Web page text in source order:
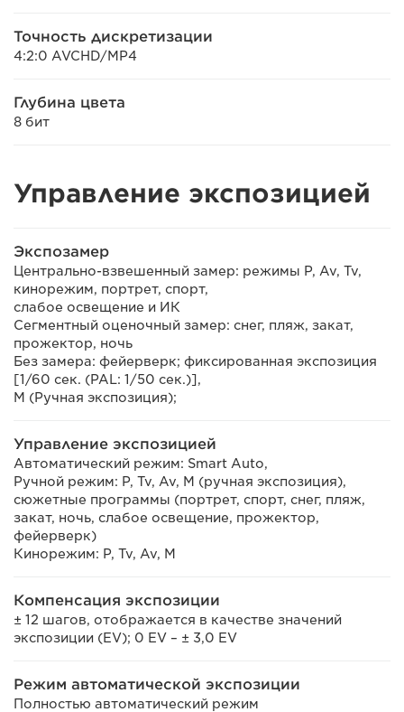
Точность дискретизации
4:2:0 AVCHD/MP4
Глубина цвета
8 бит
Управление экспозицией
Экспозамер
Центрально-взвешенный замер: режимы P, Av, Tv,
кинорежим, портрет, спорт,
слабое освещение и ИК
Сегментный оценочный замер: снег, пляж, закат,
прожектор, ночь
Без замера: фейерверк; фиксированная экспозиция
[1/60 сек. (PAL: 1/50 сек.)],
M (Ручная экспозиция);
Управление экспозицией
Автоматический режим: Smart Auto,
Ручной режим: P, Tv, Av, M (ручная экспозиция),
сюжетные программы (портрет, спорт, снег, пляж,
закат, ночь, слабое освещение, прожектор,
фейерверк)
Кинорежим: P, Tv, Av, M
Компенсация экспозиции
± 12 шагов, отображается в качестве значений
экспозиции (EV); 0 EV – ± 3,0 EV
Режим автоматической экспозиции
Полностью автоматический режим